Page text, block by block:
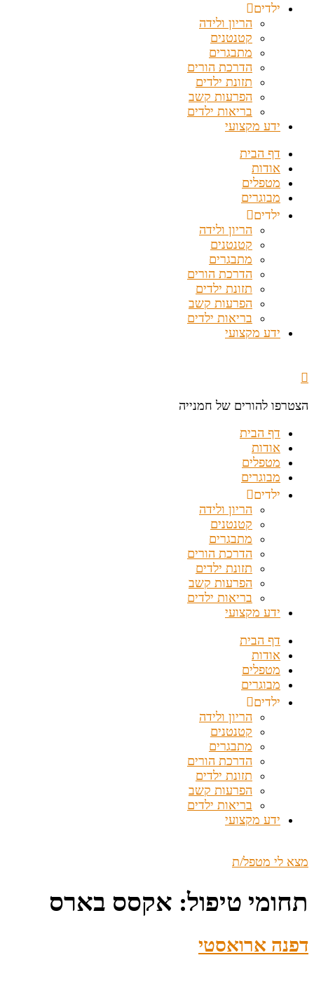
ילדים
הריון ולידה
קטנטנים
מתבגרים
הדרכת הורים
תזונת ילדים
הפרעות קשב
בריאות ילדים
ידע מקצועי
דף הבית
אודות
מטפלים
מבוגרים
ילדים
הריון ולידה
קטנטנים
מתבגרים
הדרכת הורים
תזונת ילדים
הפרעות קשב
בריאות ילדים
ידע מקצועי
הצטרפו להורים של חמנייה
דף הבית
אודות
מטפלים
מבוגרים
ילדים
הריון ולידה
קטנטנים
מתבגרים
הדרכת הורים
תזונת ילדים
הפרעות קשב
בריאות ילדים
ידע מקצועי
דף הבית
אודות
מטפלים
מבוגרים
ילדים
הריון ולידה
קטנטנים
מתבגרים
הדרכת הורים
תזונת ילדים
הפרעות קשב
בריאות ילדים
ידע מקצועי
מצא לי מטפל/ת
תחומי טיפול: אקסס בארס
דפנה ארואסטי